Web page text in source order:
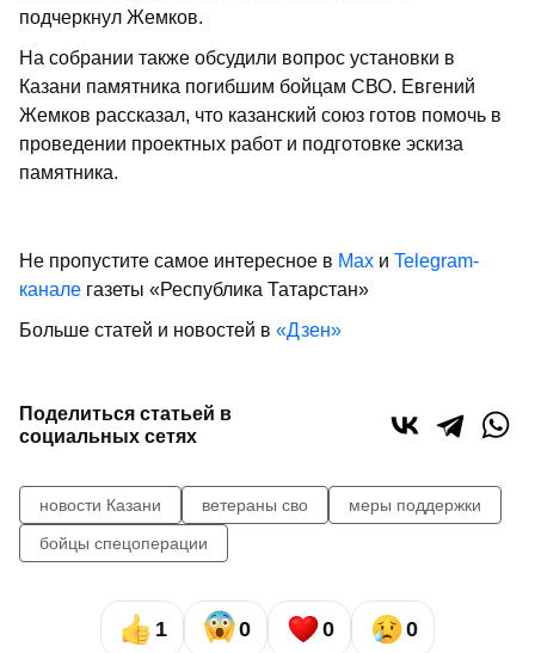
подчеркнул Жемков.
На собрании также обсудили вопрос установки в
Казани памятника погибшим бойцам СВО. Евгений
Жемков рассказал, что казанский союз готов помочь в
проведении проектных работ и подготовке эскиза
памятника.
Не пропустите самое интересное в Max и Telegram-
канале газеты «Республика Татарстан»
Больше статей и новостей в «Дзен»
Поделиться статьей в
социальных сетях
новости Казани ветераны сво
меры поддержки
бойцы спецоперации
1 0 0 0